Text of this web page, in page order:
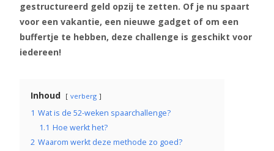
gestructureerd geld opzij te zetten. Of je nu spaart
voor een vakantie, een nieuwe gadget of om een
buffertje te hebben, deze challenge is geschikt voor
iedereen!
Inhoud verberg
1 Wat is de 52-weken spaarchallenge?
1.1 Hoe werkt het?
2 Waarom werkt deze methode zo goed?